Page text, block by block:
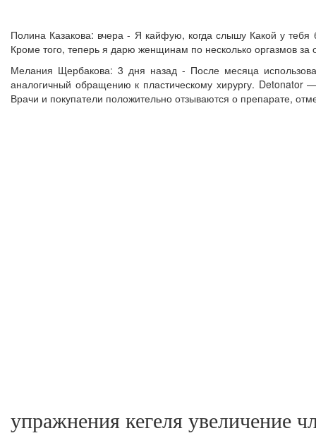
Полина Казакова: вчера - Я кайфую, когда слышу Какой у
Кроме того, теперь я дарю женщинам по несколько оргазмов
Мелания Щербакова: 3 дня назад - После месяца
аналогичный обращению к пластическому хирургу. Detonator
Врачи и покупатели положительно отзываются о препарате,
упражнения кегеля увеличение